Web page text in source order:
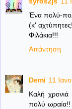
Ένα πολύ-
(κ'
Φιλάκια!!!
Απάντηση
Demi 11
Καλή χρονιά
πολύ ωραία!!